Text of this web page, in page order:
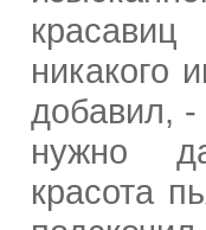
никакого
добавил,
нужно
красота